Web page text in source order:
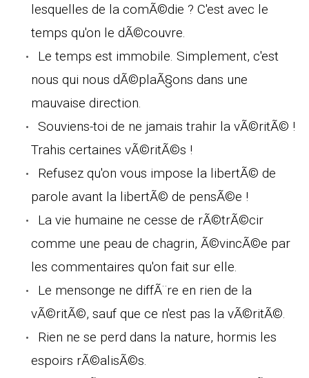
lesquelles de la comÃ©die ? C'est avec le
temps qu'on le dÃ©couvre.
Le temps est immobile. Simplement, c'est
nous qui nous dÃ©plaÃ§ons dans une
mauvaise direction.
Souviens-toi de ne jamais trahir la vÃ©ritÃ© !
Trahis certaines vÃ©ritÃ©s !
Refusez qu'on vous impose la libertÃ© de
parole avant la libertÃ© de pensÃ©e !
La vie humaine ne cesse de rÃ©trÃ©cir
comme une peau de chagrin, Ã©vincÃ©e par
les commentaires qu'on fait sur elle.
Le mensonge ne diffÃ¨re en rien de la
vÃ©ritÃ©, sauf que ce n'est pas la vÃ©ritÃ©.
Rien ne se perd dans la nature, hormis les
espoirs rÃ©alisÃ©s.